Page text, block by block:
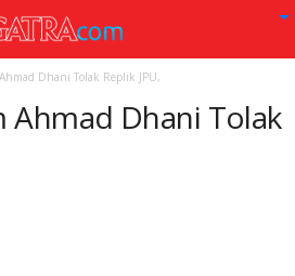
Dhani Tolak Replik JPU,
Ahmad Dhani Tolak